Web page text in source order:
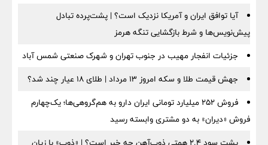
آیا توافق ایران و آمریکا نزدیک است؟ | پشت‌پرده تبادل
پیش‌نویس‌ها و شرط بازگشایی تنگه هرمز
جزئیات انفجار مهیب در جنوب تهران و شهرک صنعتی شمس آباد
جهش قیمت طلا و سکه امروز ۱۳ مرداد | طلای ۱۸ عیار چند شد؟
فروش ۲۵۲ میلیارد تومانی ایران دارو به هم‌گروهی‌ها؛ یک‌چهارم
فروش «دیران» به دو مشتری وابسته رسید